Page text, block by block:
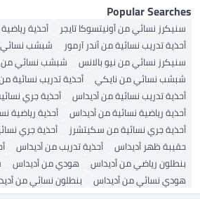
Popular Searches
سنيكرز نسائي من أونيتسوكا تايجر أحذية
أحذية تدريب نسائية من أندر آرمور
شبشب نسائي
سنيكرز نسائي من نيو بالانس
شبشب نسائي
شبشب نسائي من نايكي
أحذية تدريب نسائية
أحذية تدريب نسائية من أديداس
أحذية جري
أحذية رياضية نسائية من أديداس
أحذية رياضية
أحذية جري نسائية من سكيتشرز
أحذية جري
حقيبة ظهر أديداس
أحذية تدريب من أديداس
بنطلون رياضي من أديداس
هودي من أديداس
هودي نسائي من أديداس
بنطلون نسائي من